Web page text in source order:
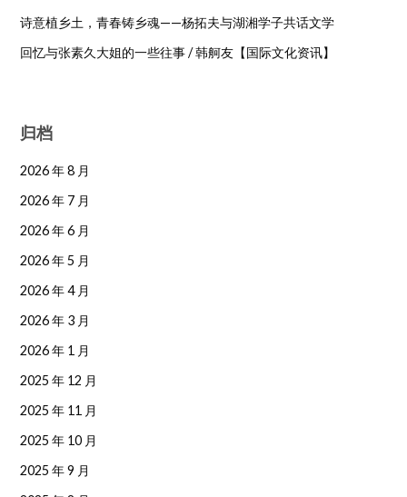
诗意植乡土，青春铸乡魂——杨拓夫与湖湘学子共话文学
回忆与张素久大姐的一些往事 / 韩舸友【国际文化资讯】
归档
2026 年 8 月
2026 年 7 月
2026 年 6 月
2026 年 5 月
2026 年 4 月
2026 年 3 月
2026 年 1 月
2025 年 12 月
2025 年 11 月
2025 年 10 月
2025 年 9 月